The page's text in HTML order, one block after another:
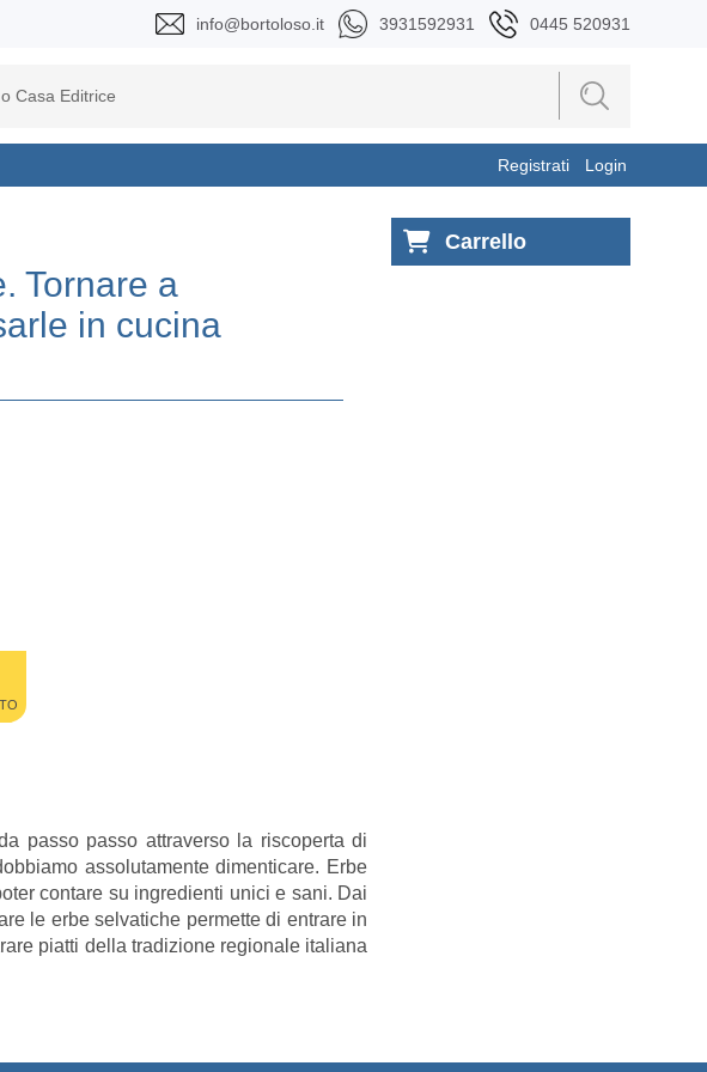
info@bortoloso.it 3931592931 0445 520931
Registrati Login
Tornare a
in cucina
passo passo attraverso la riscoperta di
assolutamente dimenticare. Erbe
contare su ingredienti unici e sani. Dai
le erbe selvatiche permette di entrare in
piatti della tradizione regionale italiana
Carrello